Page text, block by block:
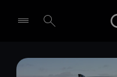
Händler wählen